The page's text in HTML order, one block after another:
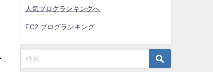
人気ブログランキングへ
FC2 ブログランキング